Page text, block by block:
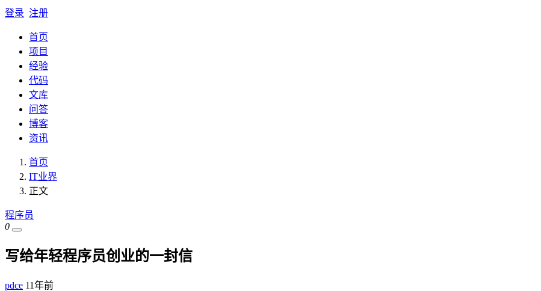
登录 注册
首页
项目
经验
代码
文库
问答
博客
资讯
首页
IT业界
正文
程序员
0
写给年轻程序员创业的一封信
pdce 11年前